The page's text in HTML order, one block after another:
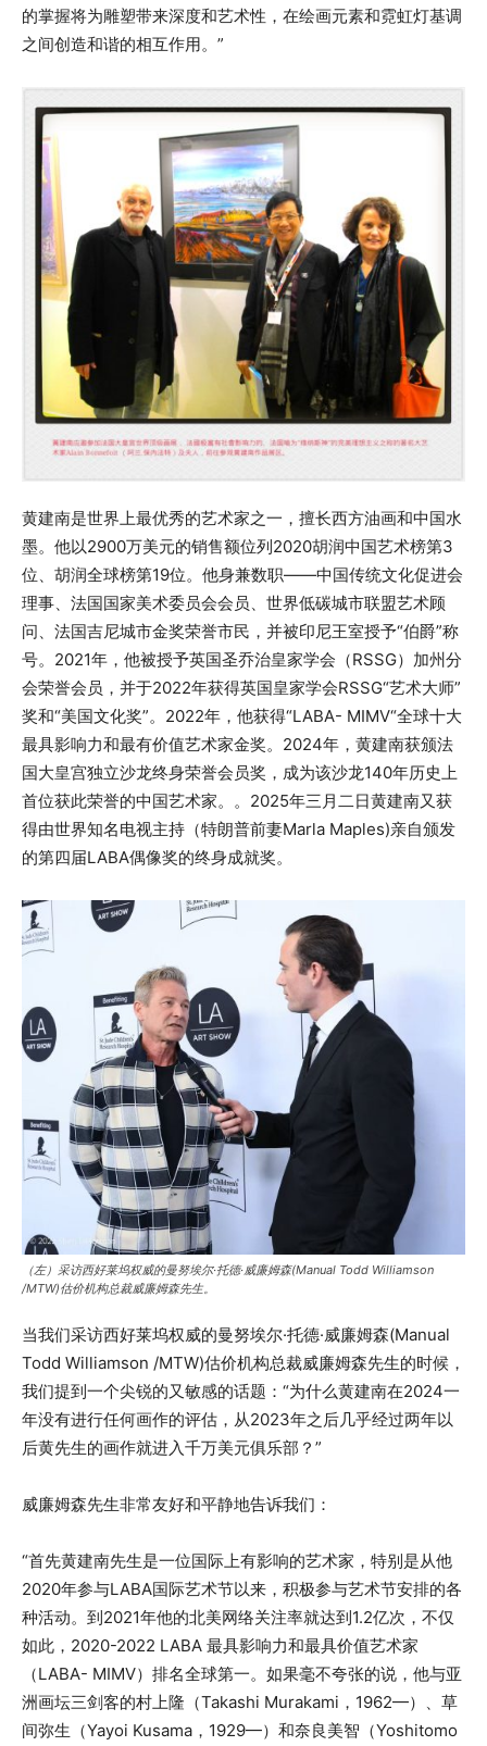
的掌握将为雕塑带来深度和艺术性，在绘画元素和霓虹灯基调
之间创造和谐的相互作用。”
黄建南是世界上最优秀的艺术家之一，擅长西方油画和中国水
墨。他以2900万美元的销售额位列2020胡润中国艺术榜第3
位、胡润全球榜第19位。他身兼数职——中国传统文化促进会
理事、法国国家美术委员会会员、世界低碳城市联盟艺术顾
问、法国吉尼城市金奖荣誉市民，并被印尼王室授予“伯爵”称
号。2021年，他被授予英国圣乔治皇家学会（RSSG）加州分
会荣誉会员，并于2022年获得英国皇家学会RSSG“艺术大师”
奖和“美国文化奖”。2022年，他获得“LABA- MIMV“全球十大
最具影响力和最有价值艺术家金奖。2024年，黄建南获颁法
国大皇宫独立沙龙终身荣誉会员奖，成为该沙龙140年历史上
首位获此荣誉的中国艺术家。。2025年三月二日黄建南又获
得由世界知名电视主持（特朗普前妻Marla Maples)亲自颁发
的第四届LABA偶像奖的终身成就奖。
（左）采访西好莱坞权威的曼努埃尔·托德·威廉姆森(Manual Todd Williamson
/MTW)估价机构总裁威廉姆森先生。
当我们采访西好莱坞权威的曼努埃尔·托德·威廉姆森(Manual
Todd Williamson /MTW)估价机构总裁威廉姆森先生的时候，
我们提到一个尖锐的又敏感的话题：“为什么黄建南在2024一
年没有进行任何画作的评估，从2023年之后几乎经过两年以
后黄先生的画作就进入千万美元俱乐部？”
威廉姆森先生非常友好和平静地告诉我们：
“首先黄建南先生是一位国际上有影响的艺术家，特别是从他
2020年参与LABA国际艺术节以来，积极参与艺术节安排的各
种活动。到2021年他的北美网络关注率就达到1.2亿次，不仅
如此，2020-2022 LABA 最具影响力和最具价值艺术家
（LABA- MIMV）排名全球第一。如果毫不夸张的说，他与亚
洲画坛三剑客的村上隆（Takashi Murakami，1962—）、草
间弥生（Yayoi Kusama，1929—）和奈良美智（Yoshitomo